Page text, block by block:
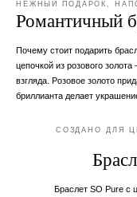
НЕЖНЫЙ ПОДАРОК,
Романтичный
Почему стоит подарить
цепочкой из розового
взгляда. Розовое золото
бриллианта делает
СОЗДАНО ДЛЯ
Браслет SO Pure с